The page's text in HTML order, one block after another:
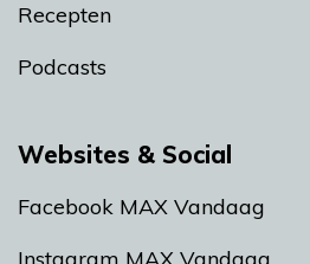
Recepten
Podcasts
Websites & Social
Facebook MAX Vandaag